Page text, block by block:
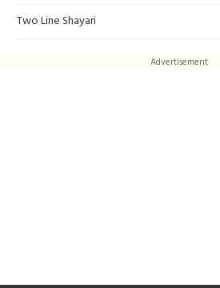
Two Line Shayari
Advertisement